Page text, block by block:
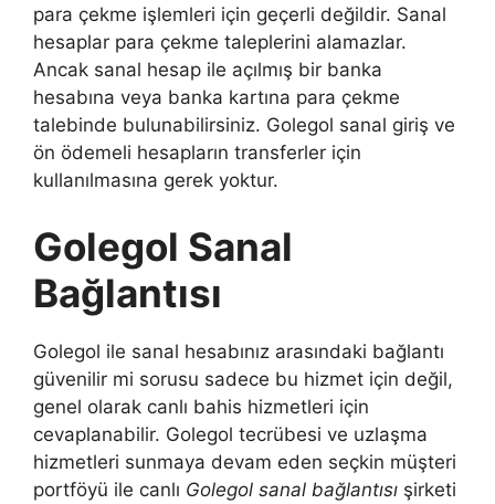
para çekme işlemleri için geçerli değildir. Sanal
hesaplar para çekme taleplerini alamazlar.
Ancak sanal hesap ile açılmış bir banka
hesabına veya banka kartına para çekme
talebinde bulunabilirsiniz. Golegol sanal giriş ve
ön ödemeli hesapların transferler için
kullanılmasına gerek yoktur.
Golegol Sanal
Bağlantısı
Golegol ile sanal hesabınız arasındaki bağlantı
güvenilir mi sorusu sadece bu hizmet için değil,
genel olarak canlı bahis hizmetleri için
cevaplanabilir. Golegol tecrübesi ve uzlaşma
hizmetleri sunmaya devam eden seçkin müşteri
portföyü ile canlı Golegol sanal bağlantısı şirketi